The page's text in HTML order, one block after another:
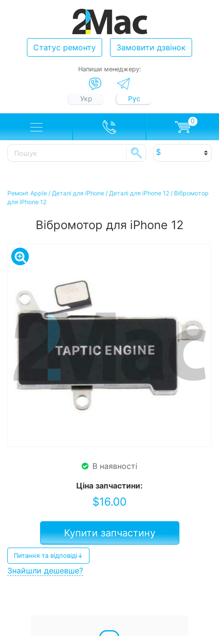
Статус ремонту Замовити дзвінок
Напиши менеджеру:
Укр Рус
0
Ремонт Apple / Деталі для iPhone / Деталі для iPhone 12 / Вібромотор
для iPhone 12
Вібромотор для iPhone 12
В наявності
Ціна запчастини:
$16.00
Купити запчастину
Питання та відповіді↓
Знайшли дешевше?